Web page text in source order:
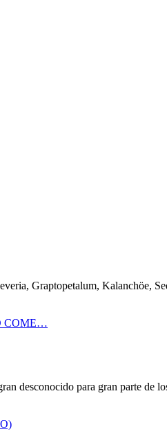
Graptopetalum, Kalanchöe,
COME…
desconocido para gran parte de